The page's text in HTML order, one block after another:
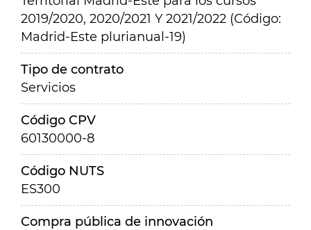
2019/2020, 2020/2021 Y 2021/2022 (Código:
Madrid-Este plurianual-19)
Tipo de contrato
Servicios
Código CPV
60130000-8
Código NUTS
ES300
Compra pública de innovación